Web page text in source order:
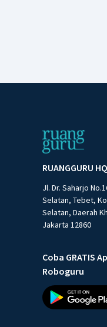
RUANGGURU HQ
Jl. Dr. Saharjo
Selatan, Tebet,
Selatan, Daerah
Jakarta 12860
Coba GRATIS
Roboguru